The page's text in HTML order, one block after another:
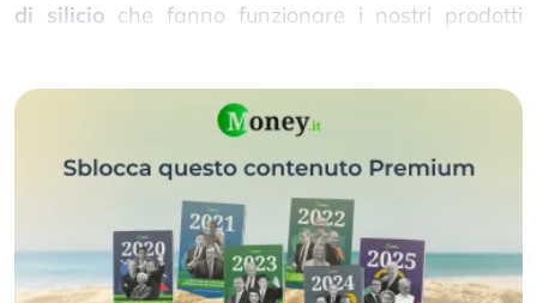
di silicio che fanno funzionare i nostri prodotti